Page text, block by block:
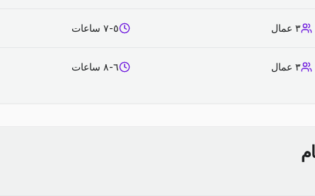
٣ عمال ٥-٧ ساعات
٣ عمال ٦-٨ ساعات